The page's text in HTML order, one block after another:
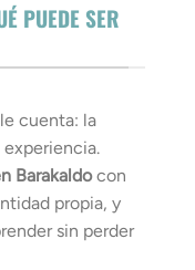
PUEDE SER
cuenta: la
Barakaldocon
propia, y
sin perder